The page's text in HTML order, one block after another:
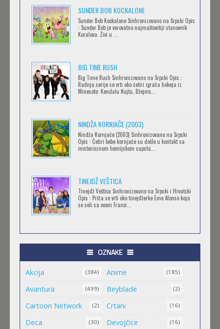
2.43: SEIIN HIGH SCHOOL BOYS VOLLEYBALL
TEAM
CLEAN FREAK! AOYAMA-KUN
Feb 12 2023 |Gledaj »
RECORD OF RAGNAROK
Feb 11 2023 |Gledaj »
TORADORA
Feb 11 2023 |Gledaj »
TRIGUN STAMPEDE
Feb 11 2023 |Gledaj »
ORIENT
Feb 11 2023 |Gledaj »
MALI MEDA ČARLI
SUNĐER BOB KOCKALONE
Sunđer Bob Kockalone Sinhronizovano na Srpski Opis
: Sunđer Bob je verovatno najmaštovitiji stanovnik
Koralova. Živi u ...
BIG TIME RUSH
Big Time Rush Sinhronizovano na Srpski Opis :
Radnja serije se vrti oko četiri igrača hokeja iz
Minesote: Kendalu Najtu, Džejms...
NINDŽA KORNJAČE (2003)
Nindža Kornjače (2003) Sinhronizovano na Srpski
Opis : Četiri bebe kornjače su došle u kontakt sa
misterioznom hemijskom supsta...
TINEJDŽ VEŠTICA
Tinejdž Veštica Sinhronizovano na Srpski i Hrvatski
Opis : Priča se vrti oko tinejdžerke Eme Alonso koja
se seli sa ocem Franci...
OZNAKE
Akcija (384) Anime (185)
Avantura (499) Beyblade (2)
Cartoon Network (2) Crtani (16)
Deca (30) Devojčice (16)